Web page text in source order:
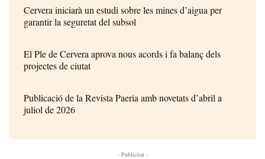
Cervera iniciarà un estudi sobre les mines d’aigua per
garantir la seguretat del subsol
El Ple de Cervera aprova nous acords i fa balanç dels
projectes de ciutat
Publicació de la Revista Paeria amb novetats d’abril a
juliol de 2026
- Publicitat -